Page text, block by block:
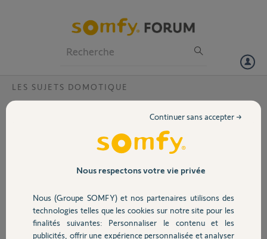
Volet
Sécurité
LES SUJETS DOMOTIQUE
Compatibilité Télécommande et BFT B EBA
Je me permets de vous contacter car je me pose une question. Je
voudrais savoir avec quelle télécommande type Situo peut
Homecontrol Driver ? En vous remerciant par avance.
Merci,
Nous respectons votre vie privée
Nous (Groupe SOMFY) et nos partenaires utilisons des
technologies telles que les cookies sur notre site pour les
finalités suivantes: Personnaliser le contenu et les
publicités, offrir une expérience personnalisée et analyser
Continuer sans accepter →